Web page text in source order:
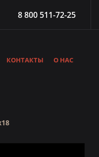
8 800 511-72-25
КОНТАКТЫ О НАС